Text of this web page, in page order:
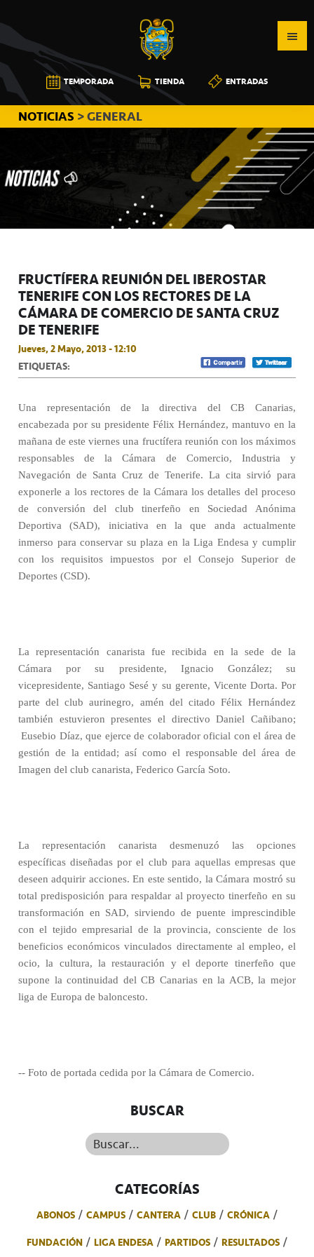
a
la
navegación
principal
al
contenido
principal
a
la
barra
lateral
principal
CB
CANARIAS
TEMPORADA TIENDA ENTRADAS
NOTICIAS > GENERAL
FRUCTÍFERA REUNIÓN DEL IBEROSTAR
TENERIFE CON LOS RECTORES DE LA
CÁMARA DE COMERCIO DE SANTA CRUZ
DE TENERIFE
Jueves, 2 Mayo, 2013 - 12:10
ETIQUETAS:
Una representación de la directiva del CB Canarias,
encabezada por su presidente Félix Hernández, mantuvo en la
mañana de este viernes una fructífera reunión con los máximos
responsables de la Cámara de Comercio, Industria y
Navegación de Santa Cruz de Tenerife. La cita sirvió para
exponerle a los rectores de la Cámara los detalles del proceso
de conversión del club tinerfeño en Sociedad Anónima
Deportiva (SAD), iniciativa en la que anda actualmente
inmerso para conservar su plaza en la Liga Endesa y cumplir
con los requisitos impuestos por el Consejo Superior de
Deportes (CSD).
La representación canarista fue recibida en la sede de la
Cámara por su presidente, Ignacio González; su
vicepresidente, Santiago Sesé y su gerente, Vicente Dorta. Por
parte del club aurinegro, amén del citado Félix Hernández
también estuvieron presentes el directivo Daniel Cañibano;
Eusebio Díaz, que ejerce de colaborador oficial con el área de
gestión de la entidad; así como el responsable del área de
Imagen del club canarista, Federico García Soto.
La representación canarista desmenuzó las opciones
específicas diseñadas por el club para aquellas empresas que
deseen adquirir acciones. En este sentido, la Cámara mostró su
total predisposición para respaldar al proyecto tinerfeño en su
transformación en SAD, sirviendo de puente imprescindible
con el tejido empresarial de la provincia, consciente de los
beneficios económicos vinculados directamente al empleo, el
ocio, la cultura, la restauración y el deporte tinerfeño que
supone la continuidad del CB Canarias en la ACB, la mejor
liga de Europa de baloncesto.
-- Foto de portada cedida por la Cámara de Comercio.
BUSCAR
Buscar...
CATEGORÍAS
ABONOS CAMPUS CANTERA CLUB
CRÓNICA
FUNDACIÓN
LIGA ENDESA PARTIDOS RESULTADOS